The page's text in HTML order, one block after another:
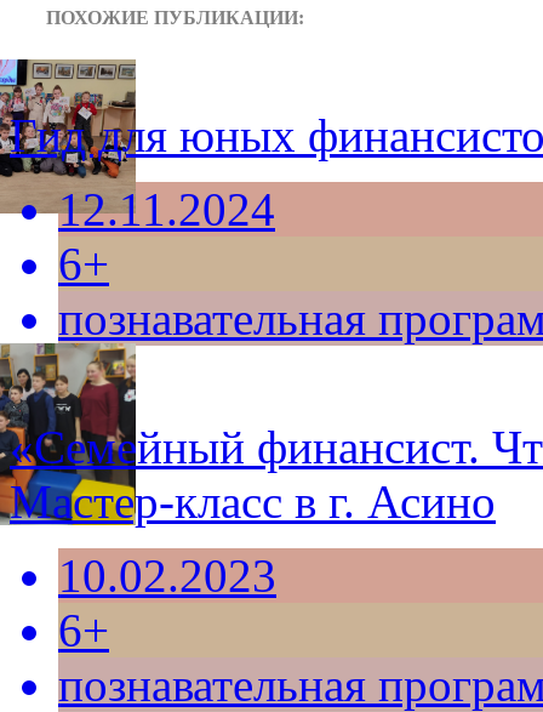
ПОХОЖИЕ ПУБЛИКАЦИИ:
Гид для юных
12.11.2024
6+
познавательная
«Семейный финансист.
Мастер-класс в г. Асино
10.02.2023
6+
познавательная